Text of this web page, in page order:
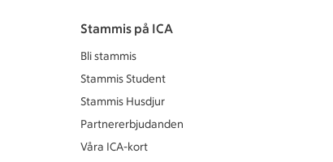
Stammis på ICA
Bli stammis
Stammis Student
Stammis Husdjur
Partnererbjudanden
Våra ICA-kort